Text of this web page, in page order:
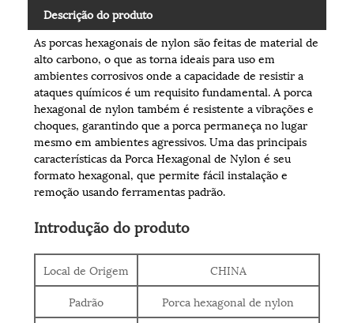
Descrição do produto
As porcas hexagonais de nylon são feitas de material de
alto carbono, o que as torna ideais para uso em
ambientes corrosivos onde a capacidade de resistir a
ataques químicos é um requisito fundamental. A porca
hexagonal de nylon também é resistente a vibrações e
choques, garantindo que a porca permaneça no lugar
mesmo em ambientes agressivos. Uma das principais
características da Porca Hexagonal de Nylon é seu
formato hexagonal, que permite fácil instalação e
remoção usando ferramentas padrão.
Introdução do produto
Local de Origem
CHINA
Padrão
Porca hexagonal de nylon